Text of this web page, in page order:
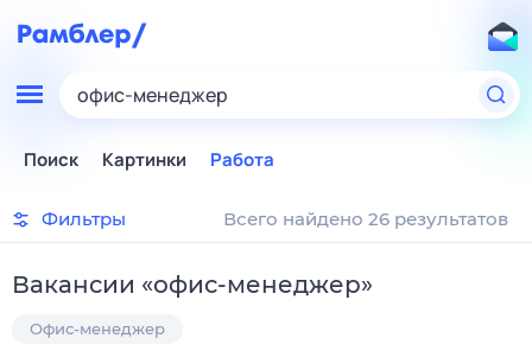
офис-менеджер
Поиск Картинки Работа
Фильтры Всего найдено 26 результатов
Вакансии «офис-менеджер»
Офис-менеджер